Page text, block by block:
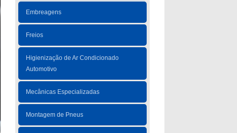
Embreagens
Freios
Higienização de Ar Condicionado
Automotivo
Mecânicas Especializadas
Montagem de Pneus